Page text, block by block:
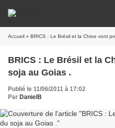
Accueil » BRICS : Le Brésil et la Chine vont
BRICS : Le Brésil et la
soja au Goias .
Publié le 11/06/2011 à 17:02
Par DanielB